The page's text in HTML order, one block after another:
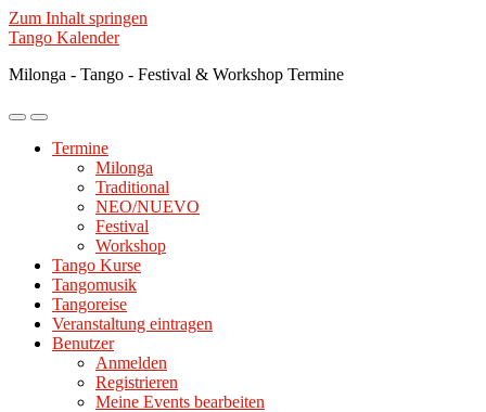
Zum Inhalt springen
Tango Kalender
Milonga - Tango - Festival & Workshop Termine
Mobile-
ein-/ausblenden
Suchfeld
ein-/ausblenden
Termine
Milonga
Traditional
NEO/NUEVO
Festival
Workshop
Tango Kurse
Tangomusik
Tangoreise
Veranstaltung eintragen
Benutzer
Anmelden
Registrieren
Meine Events bearbeiten